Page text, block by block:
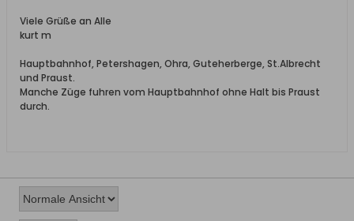
Viele Grüße an Alle
kurt m
Hauptbahnhof, Petershagen, Ohra, Guteherberge, St.Albrecht
und Praust.
Manche Züge fuhren vom Hauptbahnhof ohne Halt bis Praust
durch.